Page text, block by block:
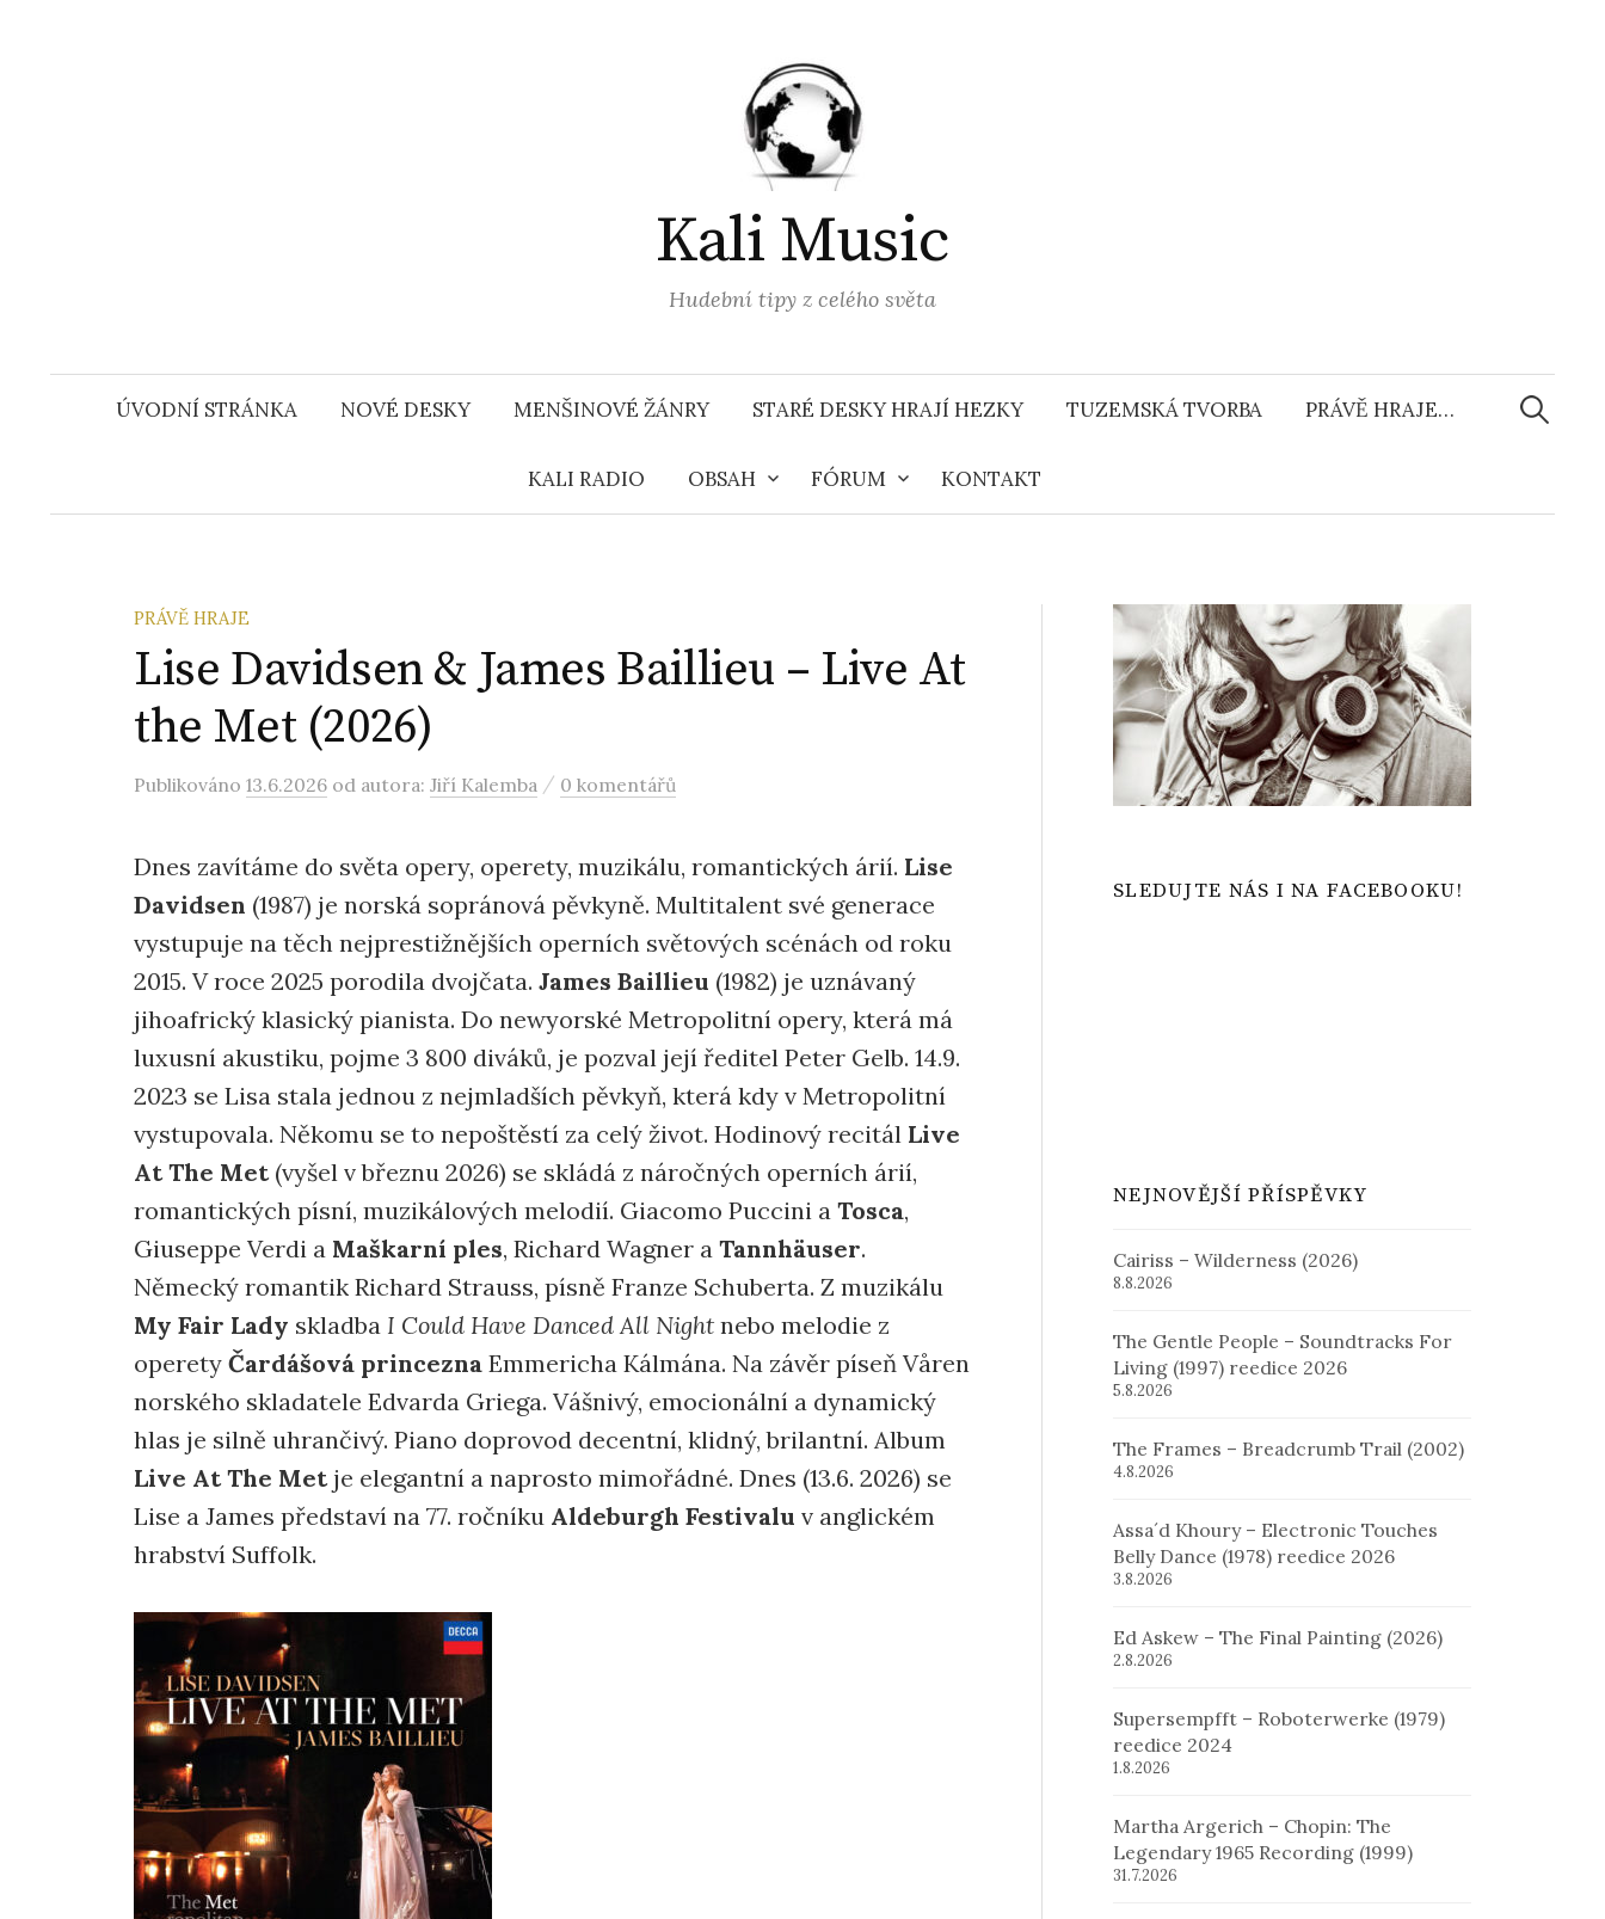
Kali Music
Hudební tipy z celého světa
ÚVODNÍ STRÁNKA NOVÉ DESKY MENŠINOVÉ ŽÁNRY STARÉ DESKY HRAJÍ HEZKY TUZEMSKÁ TVORBA PRÁVĚ HRAJE…
KALI RADIO OBSAH FÓRUM KONTAKT
PRÁVĚ HRAJE
Lise Davidsen & James Baillieu – Live At
the Met (2026)
Publikováno 13.6.2026 od autora: Jiří Kalemba / 0 komentářů
Dnes zavítáme do světa opery, operety, muzikálu, romantických árií. Lise
Davidsen (1987) je norská sopránová pěvkyně. Multitalent své generace
vystupuje na těch nejprestižnějších operních světových scénách od roku
2015. V roce 2025 porodila dvojčata. James Baillieu (1982) je uznávaný
jihoafrický klasický pianista. Do newyorské Metropolitní opery, která má
luxusní akustiku, pojme 3 800 diváků, je pozval její ředitel Peter Gelb. 14.9.
2023 se Lisa stala jednou z nejmladších pěvkyň, která kdy v Metropolitní
vystupovala. Někomu se to nepoštěstí za celý život. Hodinový recitál Live
At The Met(vyšel v březnu 2026) se skládá z náročných operních árií,
romantických písní, muzikálových melodií. Giacomo Puccini a Tosca,
Giuseppe Verdi a Maškarní ples, Richard Wagner a Tannhäuser.
Německý romantik Richard Strauss, písně Franze Schuberta. Z muzikálu
My Fair Lady skladba I Could Have Danced All Night nebo melodie z
operety Čardášová princezna Emmericha Kálmána. Na závěr píseň Våren
norského skladatele Edvarda Griega. Vášnivý, emocionální a dynamický
hlas je silně uhrančivý. Piano doprovod decentní, klidný, brilantní. Album
Live At The Metje elegantní a naprosto mimořádné. Dnes (13.6. 2026) se
Lise a James představí na 77. ročníku Aldeburgh Festivalu v anglickém
hrabství Suffolk.
SLEDUJTE NÁS I NA FACEBOOKU!
NEJNOVĚJŠÍ PŘÍSPĚVKY
Cairiss – Wilderness (2026)
8.8.2026
The Gentle People – Soundtracks For
Living (1997) reedice 2026
5.8.2026
The Frames – Breadcrumb Trail (2002)
4.8.2026
Assa´d Khoury – Electronic Touches
Belly Dance (1978) reedice 2026
3.8.2026
Ed Askew – The Final Painting (2026)
2.8.2026
Supersempfft – Roboterwerke (1979)
reedice 2024
1.8.2026
Martha Argerich – Chopin: The
Legendary 1965 Recording (1999)
31.7.2026